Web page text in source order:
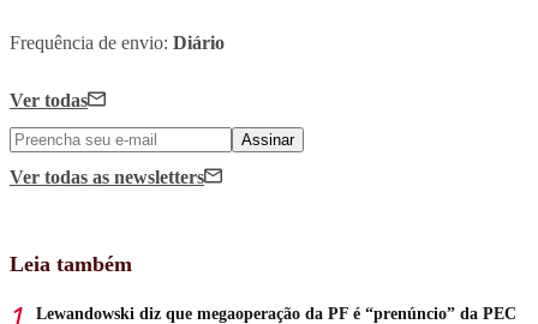
Frequência de envio: Diário
Ver todas
Assinar
Ver todas as newsletters
Leia também
Lewandowski diz que megaoperação da PF é “prenúncio” da PEC